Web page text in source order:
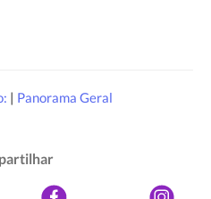
| Panorama Geral